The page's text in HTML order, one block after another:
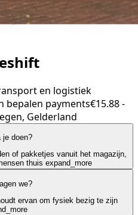
en logistiek
bepalen payments€15.88 -
Gelderland
je doen?
of pakketjes vanuit het magazijn,
thuis expand_more
we?
ervan om fysiek bezig te zijn